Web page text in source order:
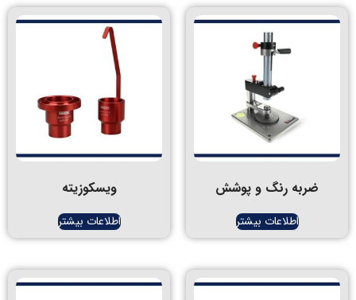
ضربه رنگ و پوشش
اطلاعات بیشتر
ویسکوزیته
اطلاعات بیشتر